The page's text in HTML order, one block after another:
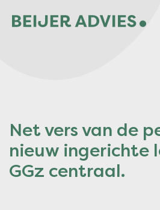
Net vers van de
nieuw ingerichte
GGz centraal.